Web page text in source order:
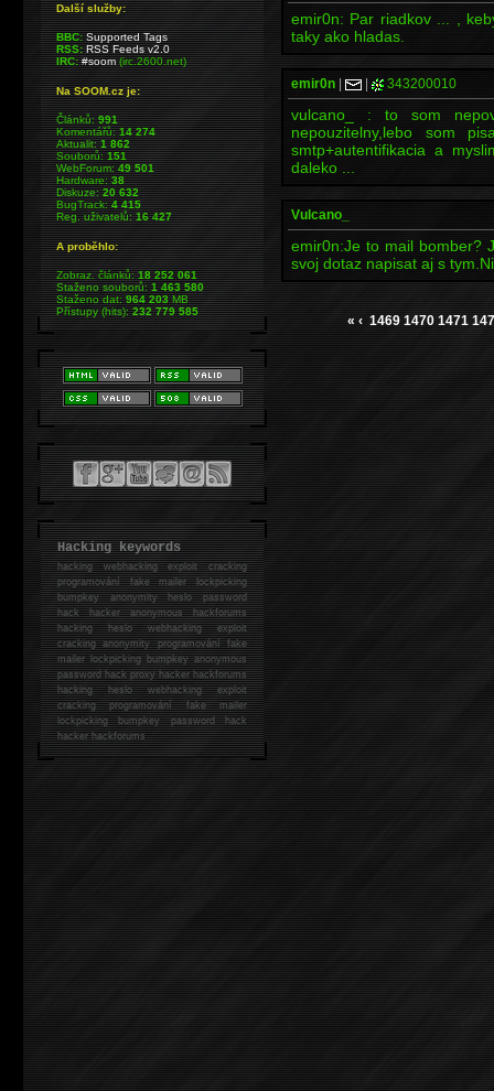
emir0n: Par riadkov ... ,
taky ako hladas.
emir0n 343200010
vulcano_ : to som
nepouzitelny,lebo som
smtp+autentifikacia a
daleko ...
Vulcano_
emir0n:Je to mail bomber?
svoj dotaz napisat aj s
« ‹ 1469 1470 1471
Další služby:
BBC: Supported Tags
RSS: RSS Feeds v2.0
IRC: #soom(irc.2600.net)
Na SOOM.cz je:
Článků:991
Komentářů:14 274
Aktualit:1 862
Souborů:151
WebForum:49 501
Hardware:38
Diskuze:20 632
BugTrack:4 415
Reg. uživatelů:16 427
A proběhlo:
Zobraz. článků:18 252 061
Staženo souborů:1 463 580
Staženo dat:964 203MB
Přístupy (hits):232 779 585
Hacking keywords
hackingwebhacking exploit cracking
programování fake mailer lockpicking
bumpkey anonymity heslo password
hackhacker anonymous hackforums
hackingheslo webhacking exploit
cracking anonymity programování fake
mailer lockpicking bumpkey anonymous
password hack proxy hacker hackforums
hacking heslo webhacking exploit
cracking programování fake mailer
lockpicking bumpkey password hack
hackerhackforums